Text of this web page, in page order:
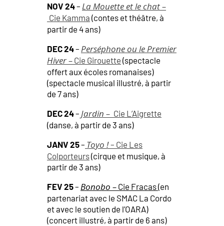
NOV 24– La Mouette et le chat –
Cie Kamma (contes et théâtre, à
partir de 4 ans)
DEC 24– Perséphone ou le Premier
Hiver – Cie Girouette (spectacle
offert aux écoles romanaises)
(spectacle musical illustré, à partir
de 7 ans)
DEC 24– Jardin – Cie L’Aigrette
(danse, à partir de 3 ans)
JANV 25– Toyo !– Cie Les
Colporteurs(cirque et musique, à
partir de 3 ans)
FEV 25– Bonobo – Cie Fracas(en
partenariat avec le SMAC La Cordo
et avec le soutien de l’OARA)
(concert illustré, à partir de 6 ans)